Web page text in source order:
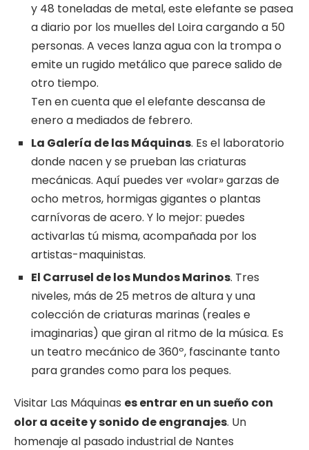
y 48 toneladas de metal, este elefante se pasea
a diario por los muelles del Loira cargando a 50
personas. A veces lanza agua con la trompa o
emite un rugido metálico que parece salido de
otro tiempo.
Ten en cuenta que el elefante descansa de
enero a mediados de febrero.
La Galería de las Máquinas. Es el laboratorio
donde nacen y se prueban las criaturas
mecánicas. Aquí puedes ver «volar» garzas de
ocho metros, hormigas gigantes o plantas
carnívoras de acero. Y lo mejor: puedes
activarlas tú misma, acompañada por los
artistas-maquinistas.
El Carrusel de los Mundos Marinos. Tres
niveles, más de 25 metros de altura y una
colección de criaturas marinas (reales e
imaginarias) que giran al ritmo de la música. Es
un teatro mecánico de 360º, fascinante tanto
para grandes como para los peques.
Visitar Las Máquinas es entrar en un sueño con
olor a aceite y sonido de engranajes. Un
homenaje al pasado industrial de Nantes